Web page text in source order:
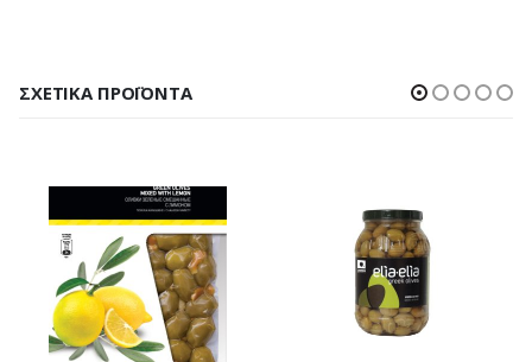
ΣΧΕΤΙΚΆ ΠΡΟΪΌΝΤΑ